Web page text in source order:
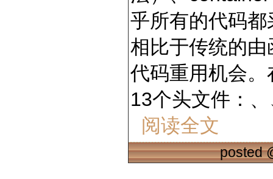
乎所有的代码
相比于传统的
代码重用机会
13个头文件： 、
阅读全文
posted